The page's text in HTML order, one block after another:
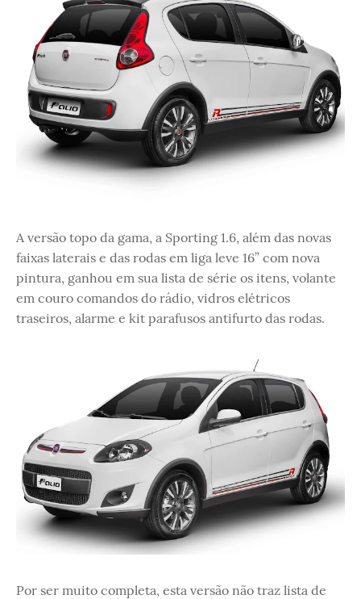
A versão topo da gama, a Sporting 1.6, além das novas
faixas laterais e das rodas em liga leve 16” com nova
pintura, ganhou em sua lista de série os itens, volante
em couro comandos do rádio, vidros elétricos
traseiros, alarme e kit parafusos antifurto das rodas.
Por ser muito completa, esta versão não traz lista de